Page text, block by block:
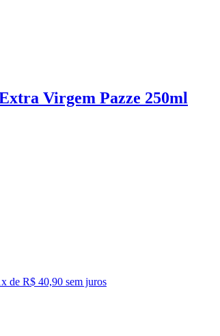
Virgem Pazze 250ml
x de R$ 40,90 sem juros